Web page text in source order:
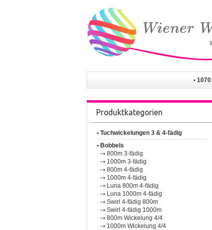
•
Produktkategorien
• Tuchwickelungen 3 & 4-fädig
• Bobbels
800m 3-fädig
1000m 3-fädig
800m 4-fädig
1000m 4-fädig
Luna 800m 4-fädig
Luna 1000m 4-fädig
Swirl 4-fädig 800m
Swirl 4-fädig 1000m
800m Wickelung 4/4
1000m Wickelung 4/4